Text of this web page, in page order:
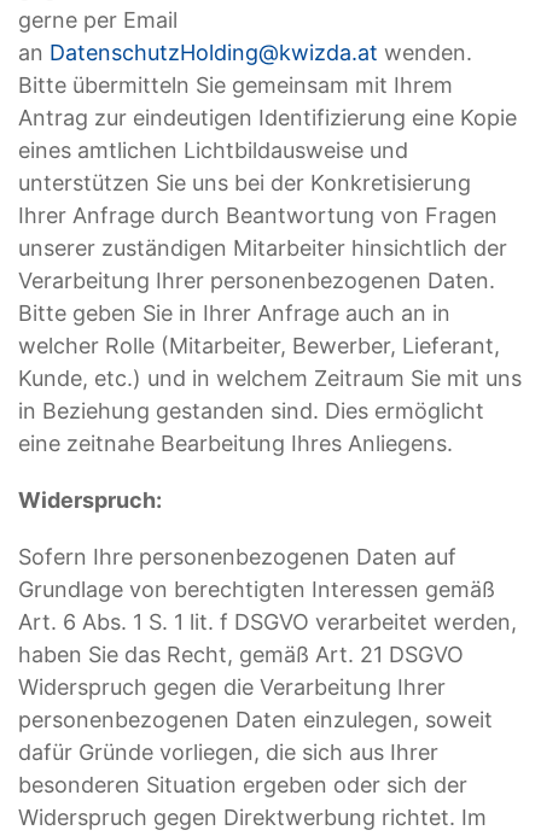
gerne per Email
an DatenschutzHolding@kwizda.at wenden.
Bitte übermitteln Sie gemeinsam mit Ihrem
Antrag zur eindeutigen Identifizierung eine Kopie
eines amtlichen Lichtbildausweise und
unterstützen Sie uns bei der Konkretisierung
Ihrer Anfrage durch Beantwortung von Fragen
unserer zuständigen Mitarbeiter hinsichtlich der
Verarbeitung Ihrer personenbezogenen Daten.
Bitte geben Sie in Ihrer Anfrage auch an in
welcher Rolle (Mitarbeiter, Bewerber, Lieferant,
Kunde, etc.) und in welchem Zeitraum Sie mit uns
in Beziehung gestanden sind. Dies ermöglicht
eine zeitnahe Bearbeitung Ihres Anliegens.
Widerspruch:
Sofern Ihre personenbezogenen Daten auf
Grundlage von berechtigten Interessen gemäß
Art. 6 Abs. 1 S. 1 lit. f DSGVO verarbeitet werden,
haben Sie das Recht, gemäß Art. 21 DSGVO
Widerspruch gegen die Verarbeitung Ihrer
personenbezogenen Daten einzulegen, soweit
dafür Gründe vorliegen, die sich aus Ihrer
besonderen Situation ergeben oder sich der
Widerspruch gegen Direktwerbung richtet. Im